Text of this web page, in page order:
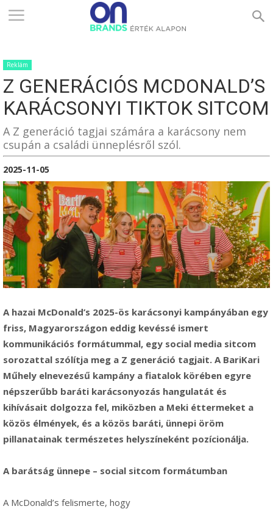
ONBRANDS
–
ALAPON
Reklám
Z GENERÁCIÓS MCDONALD’S
KARÁCSONYI TIKTOK SITCOM
A Z generáció tagjai számára a karácsony nem
csupán a családi ünneplésről szól.
2025-11-05
A hazai McDonald’s 2025-ös karácsonyi kampányában egy
friss, Magyarországon eddig kevéssé ismert
kommunikációs formátummal, egy social media sitcom
sorozattal szólítja meg a Z generáció tagjait. A BariKari
Műhely elnevezésű kampány a fiatalok körében egyre
népszerűbb baráti karácsonyozás hangulatát és
kihívásait dolgozza fel, miközben a Meki éttermeket a
közös élmények, és a közös baráti, ünnepi öröm
pillanatainak természetes helyszíneként pozícionálja.
A barátság ünnepe – social sitcom formátumban
A McDonald’s felismerte, hogy